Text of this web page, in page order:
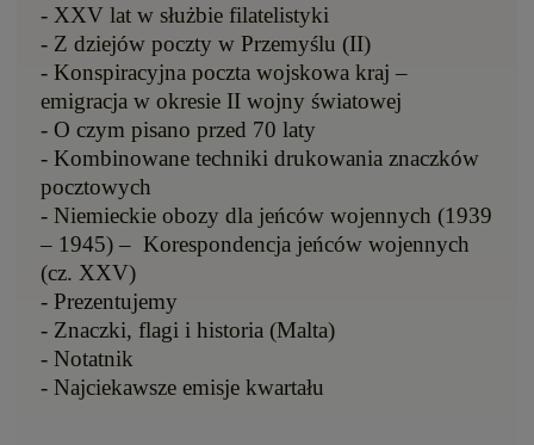
- XXV lat w służbie filatelistyki
- Z dziejów poczty w Przemyślu (II)
- Konspiracyjna poczta wojskowa kraj –
emigracja w okresie II wojny światowej
- O czym pisano przed 70 laty
- Kombinowane techniki drukowania znaczków
pocztowych
- Niemieckie obozy dla jeńców wojennych (1939
– 1945) – Korespondencja jeńców wojennych
(cz. XXV)
- Prezentujemy
- Znaczki, flagi i historia (Malta)
- Notatnik
- Najciekawsze emisje kwartału